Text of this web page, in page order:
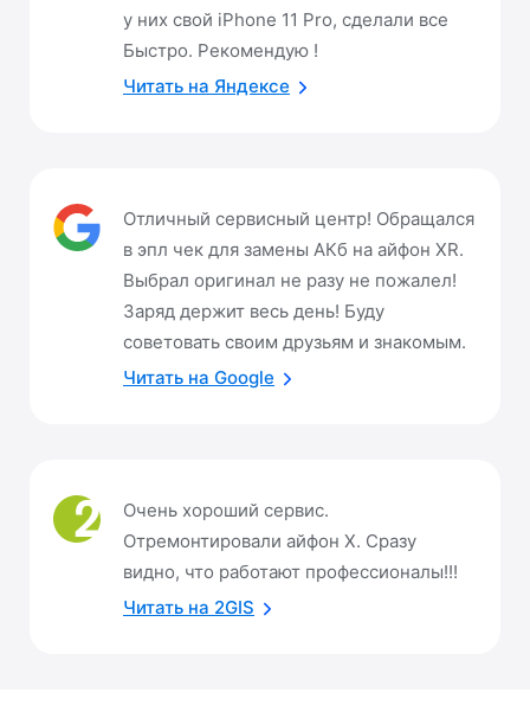
у них свой iPhone 11 Pro, сделали все
Быстро. Рекомендую !
Читать на Яндексе
Отличный сервисный центр! Обращался
в эпл чек для замены АКб на айфон XR.
Выбрал оригинал не разу не пожалел!
Заряд держит весь день! Буду
советовать своим друзьям и знакомым.
Читать на Google
Очень хороший сервис.
Отремонтировали айфон Х. Сразу
видно, что работают профессионалы!!!
Читать на 2GIS